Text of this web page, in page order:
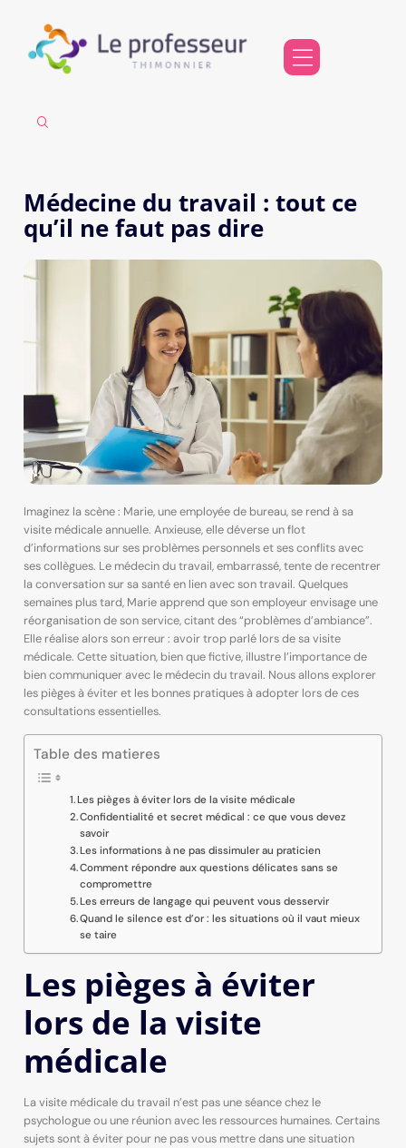
Médecine du travail : tout ce
qu’il ne faut pas dire
Imaginez la scène : Marie, une employée de bureau, se rend à sa
visite médicale annuelle. Anxieuse, elle déverse un flot
d’informations sur ses problèmes personnels et ses conflits avec
ses collègues. Le médecin du travail, embarrassé, tente de recentrer
la conversation sur sa santé en lien avec son travail. Quelques
semaines plus tard, Marie apprend que son employeur envisage une
réorganisation de son service, citant des “problèmes d’ambiance”.
Elle réalise alors son erreur : avoir trop parlé lors de sa visite
médicale. Cette situation, bien que fictive, illustre l’importance de
bien communiquer avec le médecin du travail. Nous allons explorer
les pièges à éviter et les bonnes pratiques à adopter lors de ces
consultations essentielles.
Table des matieres
Les pièges à éviter lors de la visite médicale
Confidentialité et secret médical : ce que vous devez
savoir
Les informations à ne pas dissimuler au praticien
Comment répondre aux questions délicates sans se
compromettre
Les erreurs de langage qui peuvent vous desservir
Quand le silence est d’or : les situations où il vaut mieux
se taire
Les pièges à éviter
lors de la visite
médicale
La visite médicale du travail n’est pas une séance chez le
psychologue ou une réunion avec les ressources humaines. Certains
sujets sont à éviter pour ne pas vous mettre dans une situation